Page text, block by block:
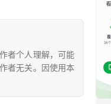
者个人理解，可能
者无关。因使用本